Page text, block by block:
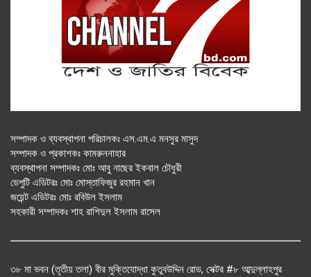
সম্পাদক ও ব্যবস্থাপনা পরিচালকঃ এস.এম.এ মনসুর মাসুদ
সম্পাদক ও প্রকাশকঃ কামরুননাহার
ব্যবস্থাপনা সম্পাদকঃ মোঃ আবু নাছের ইকবাল চৌধুরী
ডেপুটি এডিটরঃ মোঃ মোস্তাফিজুর রহমান খান
জয়েন্ট এডিটরঃ মোঃ রবিউল ইসলাম
সহকারী সম্পাদকঃ শাহ রাশিদুল ইসলাম রাসেল
৩৮ মা ভবন (তৃতীয় তলা) বীর মুক্তিযোদ্ধা কুতুবউদ্দিন রোড, সেক্টর #৮ আব্দুল্লাহপুর